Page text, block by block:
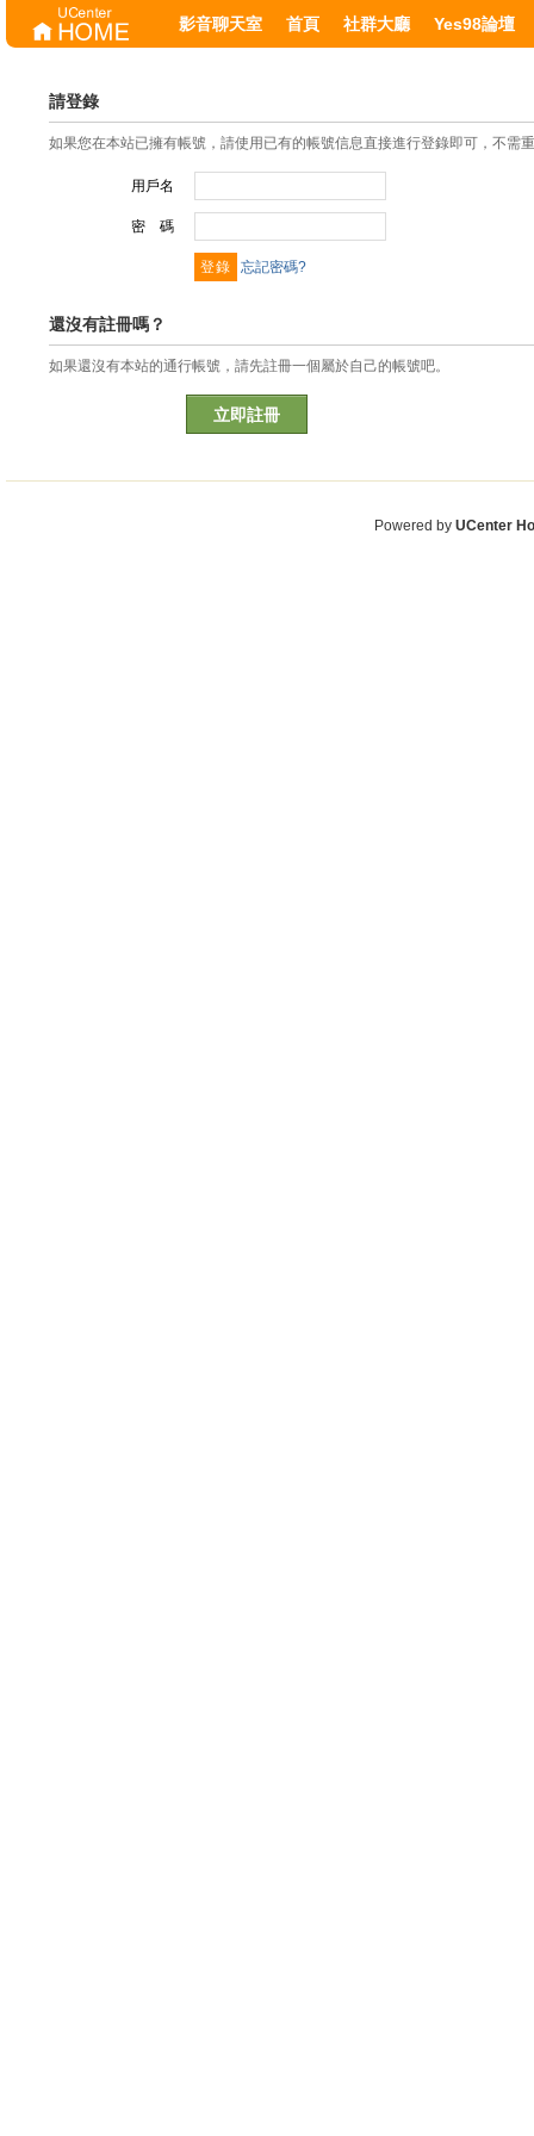
影音聊天室 首頁 社群大廳 Yes98論壇
請登錄
如果您在本站已擁有帳號，請使用已有的帳號信息直接進行登錄即可，不需
用戶名
密 碼
忘記密碼?
還沒有註冊嗎？
如果還沒有本站的通行帳號，請先註冊一個屬於自己的帳號吧。
立即註冊
Powered by UCenter